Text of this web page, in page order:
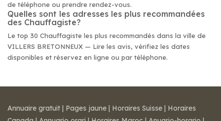
de téléphone ou prendre rendez-vous.
Quelles sont les adresses les plus recommandées
des Chauffagiste?
Le top 30 Chauffagiste les plus recommandés dans la ville de
VILLERS BRETONNEUX — Lire les avis, vérifiez les dates
disponibles et réservez en ligne ou par téléphone.
Annuaire gratuit | Pages jaune | Horaires Suisse | Horaires